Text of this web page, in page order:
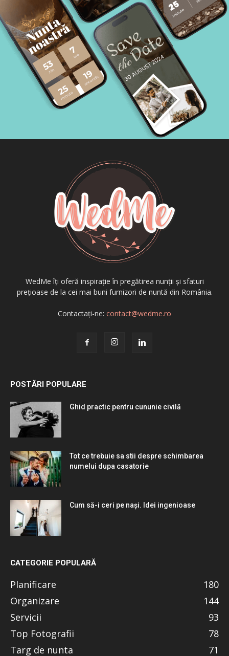
WedMe îți oferă inspirație în pregătirea nunții și sfaturi
prețioase de la cei mai buni furnizori de nuntă din România.
Contactați-ne: contact@wedme.ro
POSTĂRI POPULARE
Ghid practic pentru cununie civilă
Tot ce trebuie sa stii despre schimbarea
numelui dupa casatorie
Cum să-i ceri pe nași. Idei ingenioase
CATEGORIE POPULARĂ
Planificare
180
Organizare
144
Servicii
93
Top Fotografii
78
Targ de nunta
71